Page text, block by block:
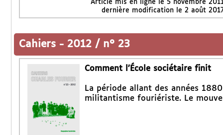
Article mis en ligne le 5 novembre
dernière modification le 2 août
Cahiers - 2012 / n° 23
Comment l’École sociétaire finit
La période allant des années
militantisme fouriériste. Le